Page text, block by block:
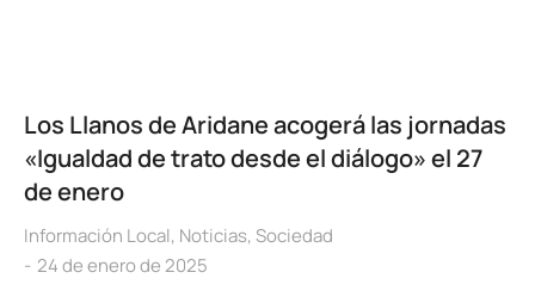
Los Llanos de Aridane acogerá las jornadas
«Igualdad de trato desde el diálogo» el 27
de enero
Información Local, Noticias, Sociedad
24 de enero de 2025